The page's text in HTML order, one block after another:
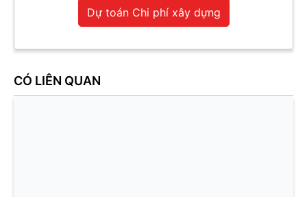
Dự toán Chi phí xây dựng
CÓ LIÊN QUAN